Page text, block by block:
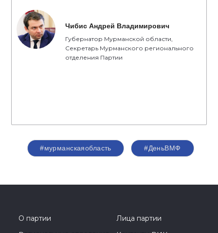
Чибис Андрей Владимирович
Губернатор Мурманской области,
Секретарь Мурманского регионального
отделения Партии
#мурманскаяобласть #ДеньВМФ
О партии
Лица партии